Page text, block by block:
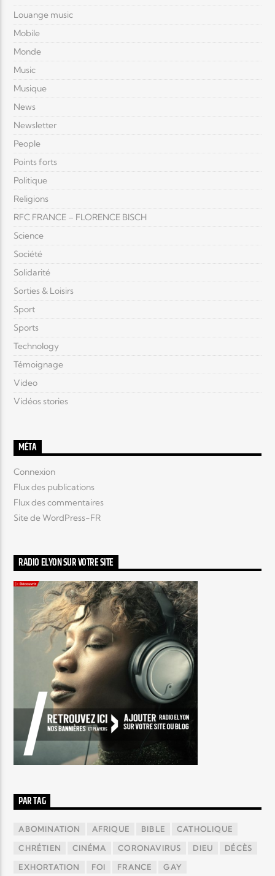
Louange music
Mobile
Monde
Music
Musique
News
Newsletter
People
Points forts
Politique
Religions
RFC FRANCE – FLORENCE BISCH
Science
Société
Solidarité
Sorties & Loisirs
Sport
Sports
Technology
Témoignage
Video
Vidéos stories
MÉTA
Connexion
Flux des publications
Flux des commentaires
Site de WordPress-FR
RADIO ELYON SUR VOTRE SITE
PAR TAG
ABOMINATION AFRIQUE BIBLE CATHOLIQUE
CHRÉTIEN CINÉMA CORONAVIRUS DIEU DÉCÈS
EXHORTATION FOI FRANCE GAY